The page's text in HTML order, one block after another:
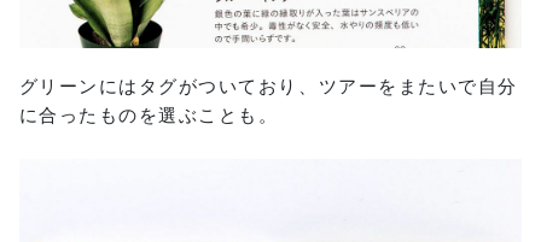
グリーンにはタグがついており、ツアーをまたいで自分
に合ったものを選ぶことも。